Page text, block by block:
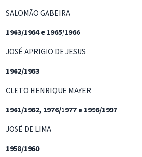
SALOMÃO GABEIRA
1963/1964 e 1965/1966
JOSÉ APRIGIO DE JESUS
1962/1963
CLETO HENRIQUE MAYER
1961/1962, 1976/1977 e 1996/1997
JOSÉ DE LIMA
1958/1960